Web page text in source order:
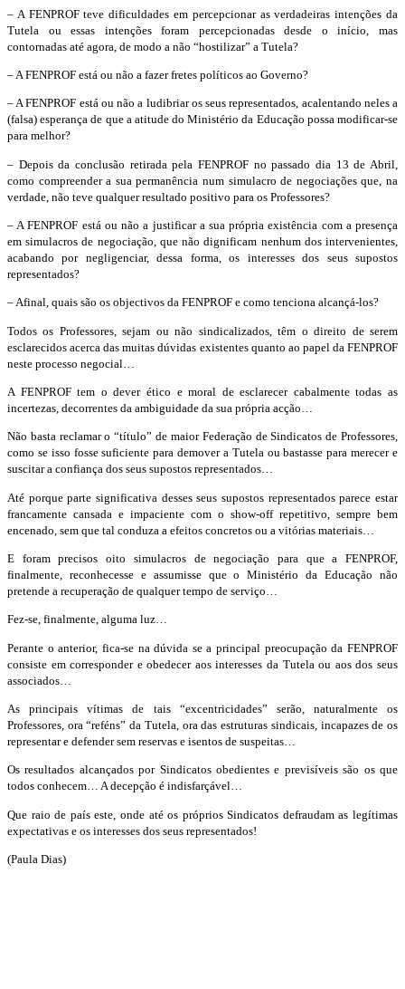
– A FENPROF teve dificuldades em percepcionar as verdadeiras intenções da
Tutela ou essas intenções foram percepcionadas desde o início, mas
contornadas até agora, de modo a não “hostilizar” a Tutela?
– A FENPROF está ou não a fazer fretes políticos ao Governo?
– A FENPROF está ou não a ludibriar os seus representados, acalentando neles a
(falsa) esperança de que a atitude do Ministério da Educação possa modificar-se
para melhor?
– Depois da conclusão retirada pela FENPROF no passado dia 13 de Abril,
como compreender a sua permanência num simulacro de negociações que, na
verdade, não teve qualquer resultado positivo para os Professores?
– A FENPROF está ou não a justificar a sua própria existência com a presença
em simulacros de negociação, que não dignificam nenhum dos intervenientes,
acabando por negligenciar, dessa forma, os interesses dos seus supostos
representados?
– Afinal, quais são os objectivos da FENPROF e como tenciona alcançá-los?
Todos os Professores, sejam ou não sindicalizados, têm o direito de serem
esclarecidos acerca das muitas dúvidas existentes quanto ao papel da FENPROF
neste processo negocial…
A FENPROF tem o dever ético e moral de esclarecer cabalmente todas as
incertezas, decorrentes da ambiguidade da sua própria acção…
Não basta reclamar o “título” de maior Federação de Sindicatos de Professores,
como se isso fosse suficiente para demover a Tutela ou bastasse para merecer e
suscitar a confiança dos seus supostos representados…
Até porque parte significativa desses seus supostos representados parece estar
francamente cansada e impaciente com o show-off repetitivo, sempre bem
encenado, sem que tal conduza a efeitos concretos ou a vitórias materiais…
E foram precisos oito simulacros de negociação para que a FENPROF,
finalmente, reconhecesse e assumisse que o Ministério da Educação não
pretende a recuperação de qualquer tempo de serviço…
Fez-se, finalmente, alguma luz…
Perante o anterior, fica-se na dúvida se a principal preocupação da FENPROF
consiste em corresponder e obedecer aos interesses da Tutela ou aos dos seus
associados…
As principais vítimas de tais “excentricidades” serão, naturalmente os
Professores, ora “reféns” da Tutela, ora das estruturas sindicais, incapazes de os
representar e defender sem reservas e isentos de suspeitas…
Os resultados alcançados por Sindicatos obedientes e previsíveis são os que
todos conhecem… A decepção é indisfarçável…
Que raio de país este, onde até os próprios Sindicatos defraudam as legítimas
expectativas e os interesses dos seus representados!
(Paula Dias)